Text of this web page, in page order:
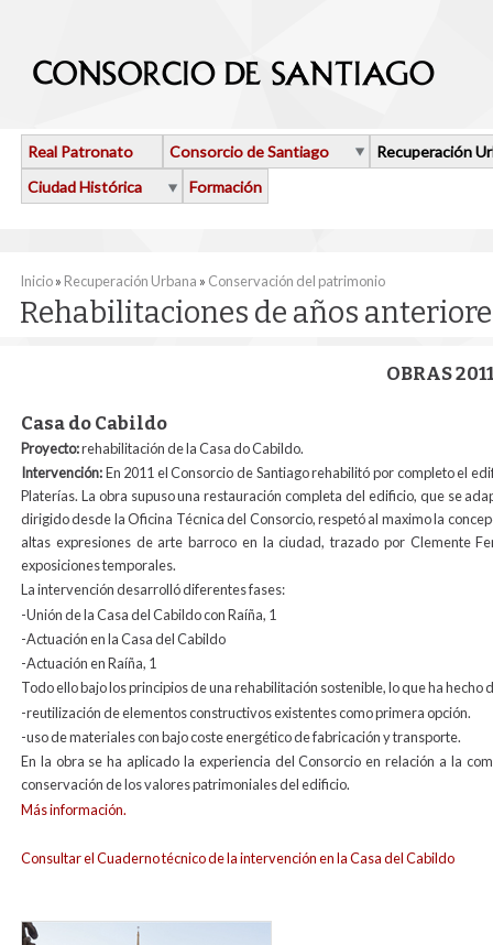
Real Patronato Consorcio de Santiago
Recuperación
Ciudad Histórica
Formación
Se encuentra usted aquí
Inicio» Recuperación Urbana » Conservación del patrimonio
Rehabilitaciones de años
OBRAS 2011
Casa do Cabildo
Proyecto:rehabilitación de la Casa do Cabildo.
Intervención:En 2011 el Consorcio de Santiago rehabilitó por completo el
Platerías. La obra supuso una restauración completa del edificio, que se
dirigido desde la Oficina Técnica del Consorcio, respetó al maximo la
altas expresiones de arte barroco en la ciudad, trazado por Clemente
exposiciones temporales.
La intervención desarrolló diferentes fases:
-Unión de la Casa del Cabildo con Raíña, 1
-Actuación en la Casa del Cabildo
-Actuación en Raíña, 1
Todo ello bajo los principios de una rehabilitación sostenible, lo que ha
-reutilización de elementos constructivos existentes como primera opción.
-uso de materiales con bajo coste energético de fabricación y transporte.
En la obra se ha aplicado la experiencia del Consorcio en relación a la
conservación de los valores patrimoniales del edificio.
Más información.
Consultar el Cuaderno técnico de la intervención en la Casa del Cabildo
exterior_cabildo_para_web_0-1.jpg